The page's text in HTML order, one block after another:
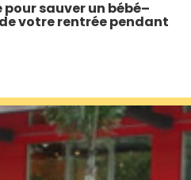
sauver un bébé–
votre rentrée pendant